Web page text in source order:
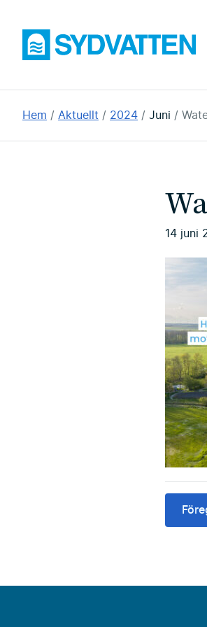
huvudinnehållet
Sydvatten
Du
Hem Aktuellt 2024 Juni
14 juni